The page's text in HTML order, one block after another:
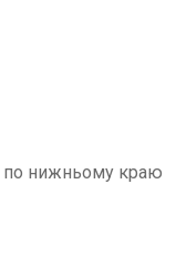
по нижньому краю